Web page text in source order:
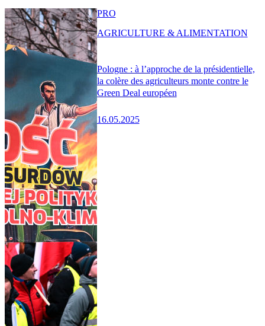
Pologne : à l’approche de la présidentielle,
la colère des agriculteurs monte contre le
Green Deal européen
16.05.2025
PRO
AGRICULTURE & ALIMENTATION